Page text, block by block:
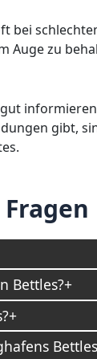
bei
Auge zu
gibt,
Bettles?